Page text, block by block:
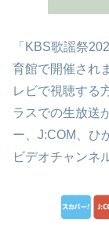
「KBS歌謡祭
育館で開催され
レビで視聴する
ラスでの生放送
ー、J:COM、ひ
ビデオチャンネ